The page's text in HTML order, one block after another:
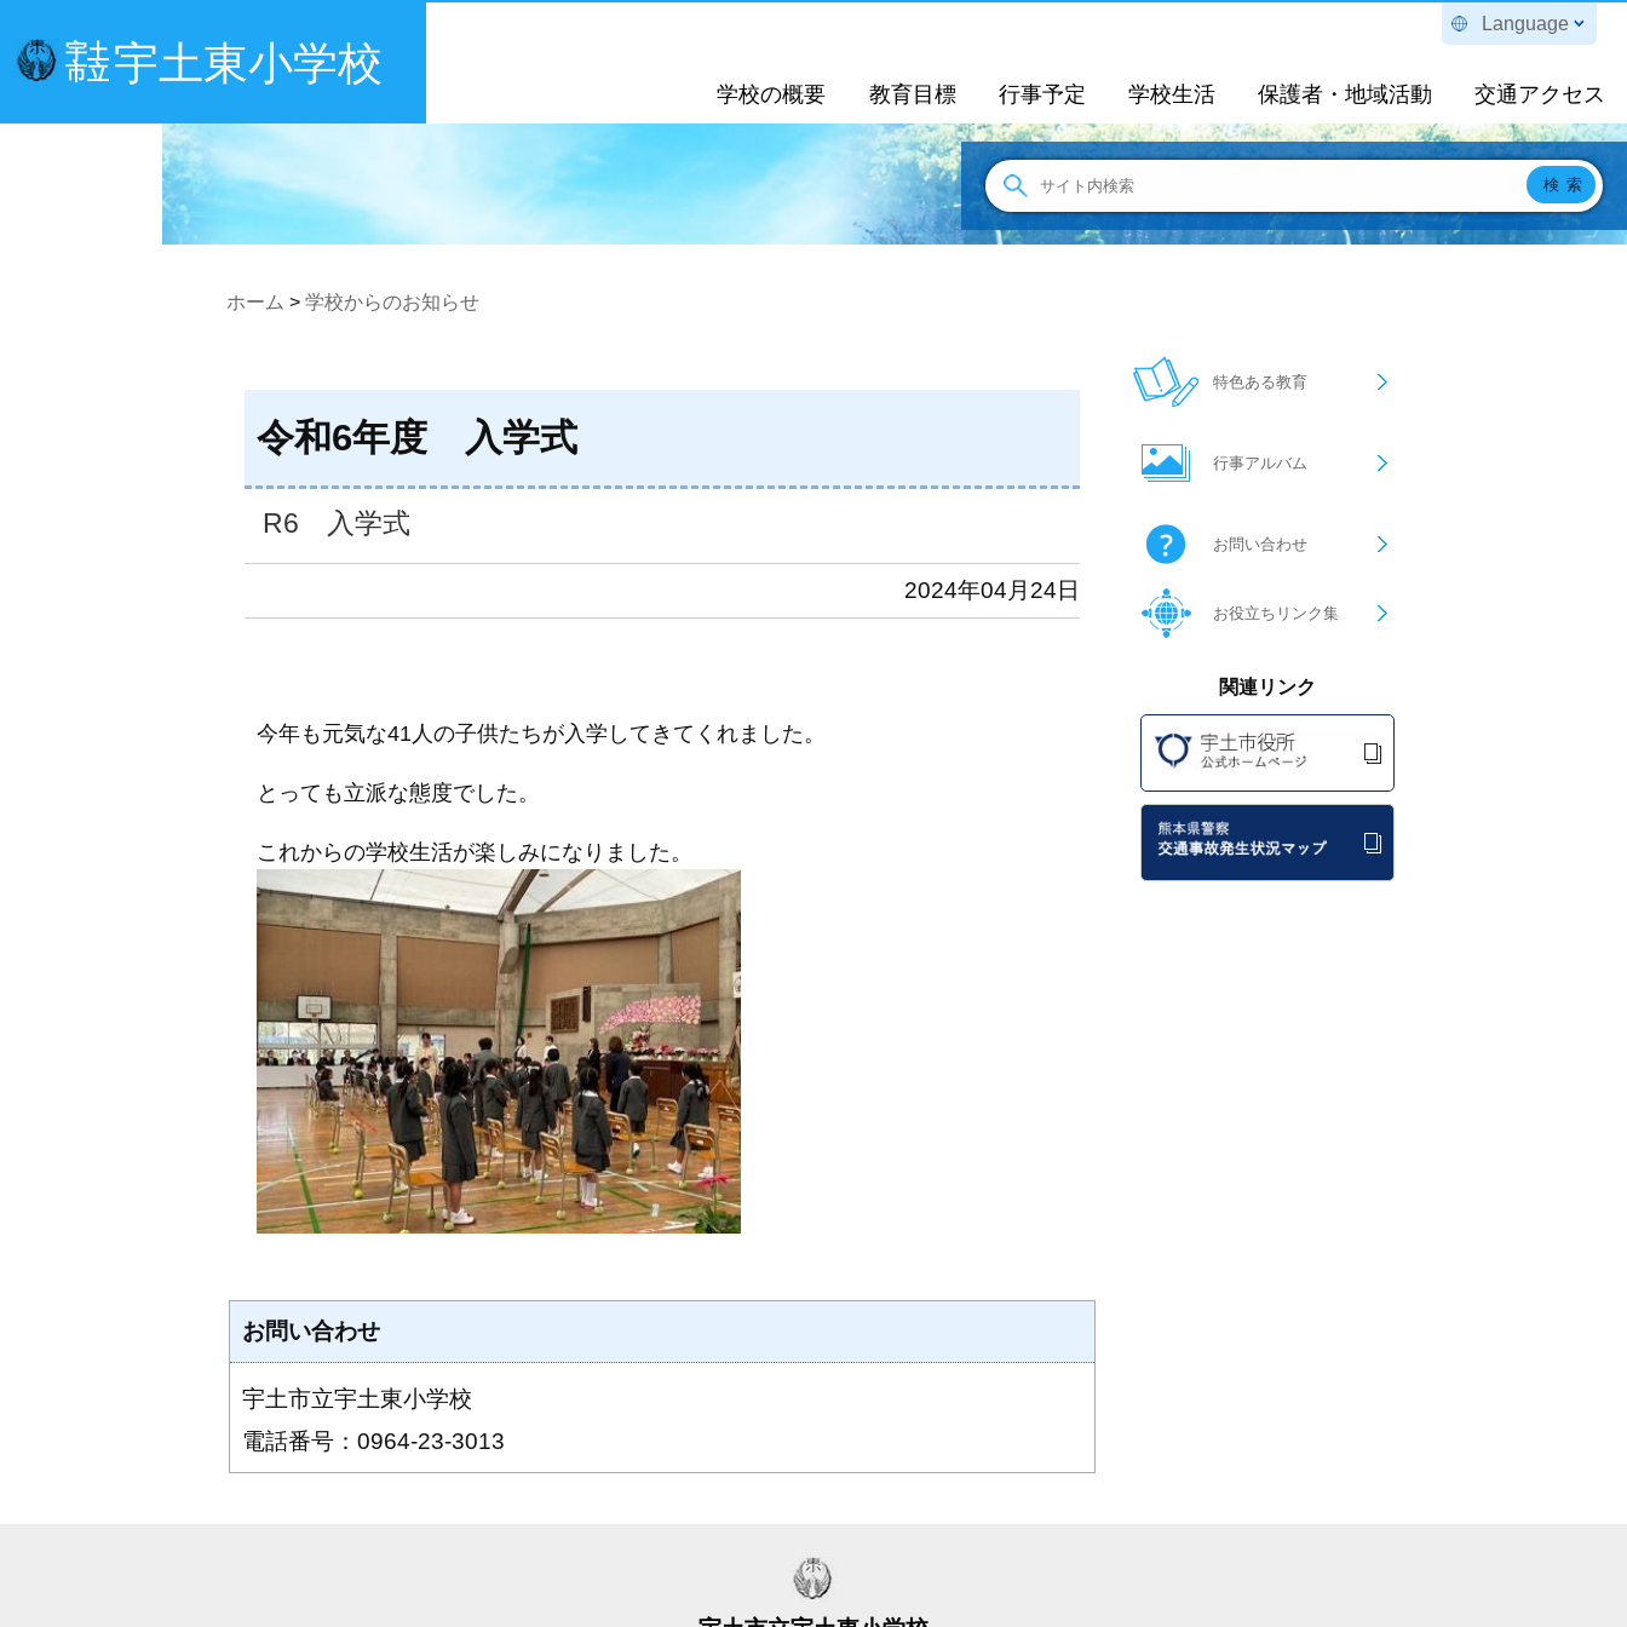
宇土
市立 宇土東小学校
学校の概要 教育目標 行事予定 学校生活 保護者・地域活動 交通アクセス
Language
ホーム > 学校からのお知らせ
令和6年度 入学式
R6 入学式
2024年04月24日
今年も元気な41人の子供たちが入学してきてくれました。
とっても立派な態度でした。
これからの学校生活が楽しみになりました。
お問い合わせ
宇土市立宇土東小学校
電話番号：0964-23-3013
特色ある教育
行事アルバム
お問い合わせ
お役立ちリンク集
関連リンク